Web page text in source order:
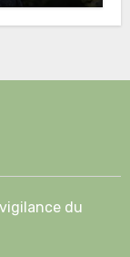
du